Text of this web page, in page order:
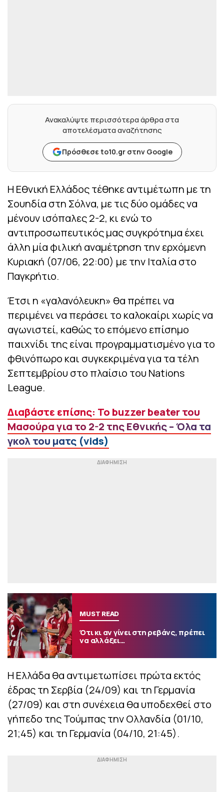
Ανακαλύψτε περισσότερα άρθρα στα
αποτελέσματα αναζήτησης
Πρόσθεσε to10.gr στην Google
Η Εθνική Ελλάδος τέθηκε αντιμέτωπη με τη
Σουηδία στη Σόλνα, με τις δύο ομάδες να
μένουν ισόπαλες 2-2, κι ενώ το
αντιπροσωπευτικός μας συγκρότημα έχει
άλλη μία φιλική αναμέτρηση την ερχόμενη
Κυριακή (07/06, 22:00) με την Ιταλία στο
Παγκρήτιο.
Έτσι η «γαλανόλευκη» θα πρέπει να
περιμένει να περάσει το καλοκαίρι χωρίς να
αγωνιστεί, καθώς το επόμενο επίσημο
παιχνίδι της είναι προγραμματισμένο για το
φθινόπωρο και συγκεκριμένα για τα τέλη
Σεπτεμβρίου στο πλαίσιο του Nations
League.
Διαβάστε επίσης: Το buzzer beater του
Μασούρα για το 2-2 της Εθνικής – Όλα τα
γκολ του ματς (vids)
MUST READ
Ότι κι αν γίνει στη ρεβάνς, πρέπει
να αλλάξει…
Η Ελλάδα θα αντιμετωπίσει πρώτα εκτός
έδρας τη Σερβία (24/09) και τη Γερμανία
(27/09) και στη συνέχεια θα υποδεχθεί στο
γήπεδο της Τούμπας την Ολλανδία (01/10,
21;45) και τη Γερμανία (04/10, 21:45).